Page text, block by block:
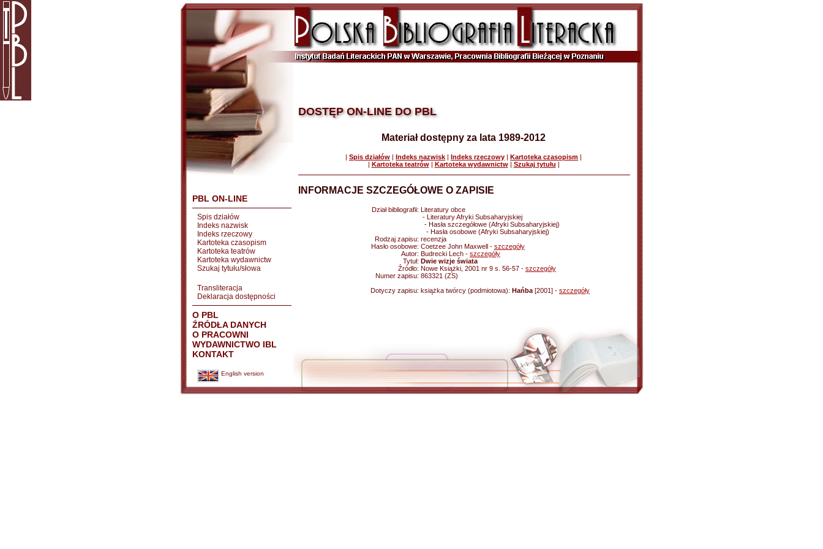
PBL ON-LINE
Spis działów
Indeks nazwisk
Indeks rzeczowy
Kartoteka czasopism
Kartoteka teatrów
Kartoteka wydawnictw
Szukaj tytułu/słowa
Transliteracja
Deklaracja dostępności
O PBL
ŹRÓDŁA DANYCH
O PRACOWNI
WYDAWNICTWO IBL
KONTAKT
English version
DOSTĘP ON-LINE DO PBL
Materiał dostępny za lata 1989-2012
| Spis działów | Indeks nazwisk | Indeks rzeczowy | Kartoteka czasopism |
| Kartoteka teatrów| Kartoteka wydawnictw| Szukaj tytułu |
INFORMACJE SZCZEGÓŁOWE O ZAPISIE
Dział bibliografii: Literatury obce
- Literatury Afryki Subsaharyjskiej
- Hasła szczegółowe (Afryki Subsaharyjskiej)
- Hasła osobowe (Afryki Subsaharyjskiej)
Rodzaj zapisu: recenzja
Hasło osobowe: Coetzee John Maxwell - szczegóły
Autor: Budrecki Lech - szczegóły
Tytuł: Dwie wizje świata
Źródło: Nowe Książki, 2001 nr 9 s. 56-57 - szczegóły
Numer zapisu: 863321 (ZS)
Dotyczy zapisu: książka twórcy (podmiotowa): Hańba [2001] - szczegóły